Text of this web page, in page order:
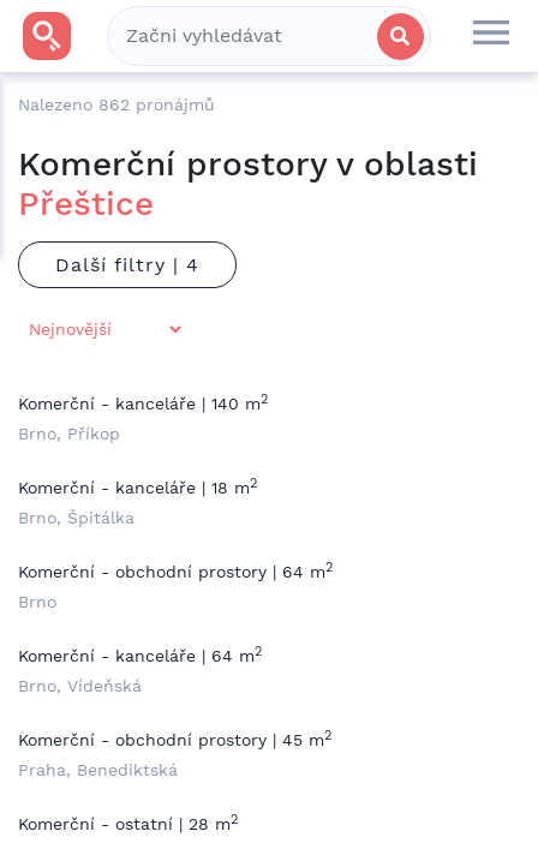
Nalezeno 862 pronájmů
Komerční prostory v oblasti
Přeštice
Další filtry |
Komerční - kanceláře | 140 m2
Brno, Příkop
Komerční - kanceláře | 18 m2
Brno, Špitálka
Komerční - obchodní prostory | 64 m2
Brno
Komerční - kanceláře | 64 m2
Brno, Vídeňská
Komerční - obchodní prostory | 45 m2
Praha, Benediktská
Komerční - ostatní | 28 m2